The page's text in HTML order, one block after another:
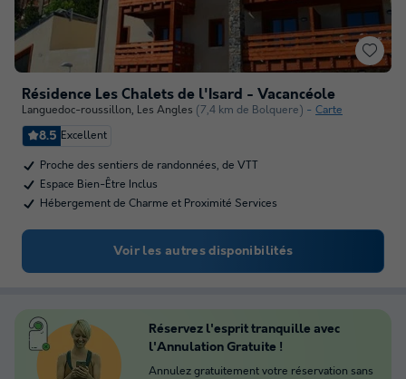
Résidence Les Chalets de l'Isard - Vacancéole
Languedoc-roussillon, Les Angles (7,4 km de Bolquere) Carte
8.5 Excellent
Proche des sentiers de randonnées, de VTT
Espace Bien-Être Inclus
Hébergement de Charme et Proximité Services
Voir les autres disponibilités
Réservez l'esprit tranquille avec
l'Annulation Gratuite !
Annulez gratuitement votre réservation sans